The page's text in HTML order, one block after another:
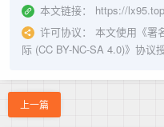
本文链接：
https://
许可协议：
本文使用《署
际 (CC BY-NC-SA 4.0)》协议
上一篇